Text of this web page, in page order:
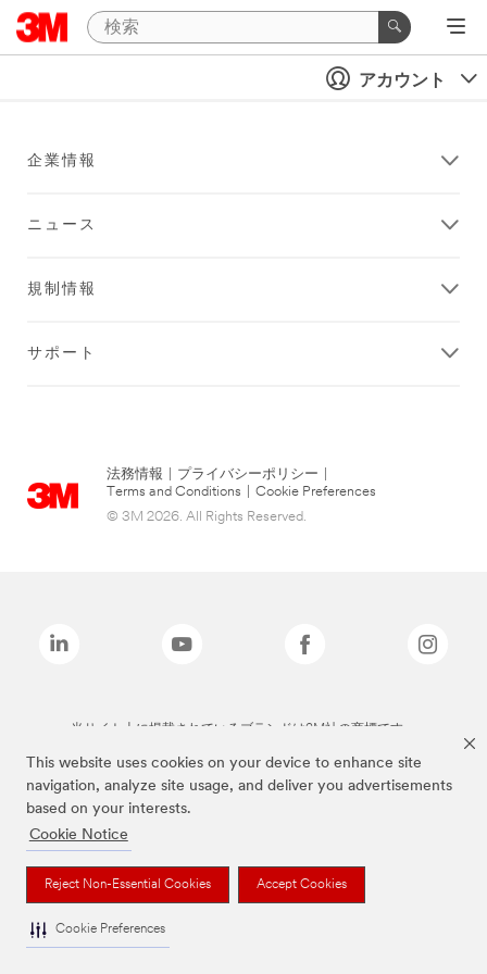
This website uses cookies on your device to enhance site
navigation, analyze site usage, and deliver you advertisements
based on your interests.
Cookie Notice
Reject Non-Essential Cookies Accept Cookies
Cookie Preferences
アカウント
企業情報
ニュース
規制情報
サポート
法務情報 プライバシーポリシー
Terms and Conditions
Cookie Preferences
© 3M 2026. All Rights Reserved.
当サイト上に掲載されているブランドは3M社の商標です。